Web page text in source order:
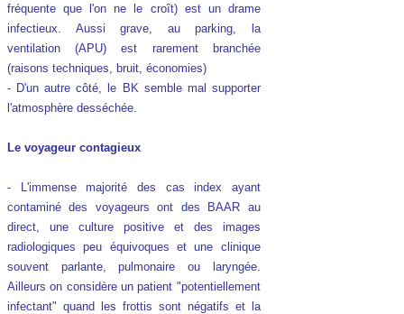
fréquente que l'on ne le croît) est un drame
infectieux. Aussi grave, au parking, la
ventilation (APU) est rarement branchée
(raisons techniques, bruit, économies)
- D'un autre côté, le BK semble mal supporter
l'atmosphère desséchée.
Le voyageur contagieux
- L'immense majorité des cas index ayant
contaminé des voyageurs ont des BAAR au
direct, une culture positive et des images
radiologiques peu équivoques et une clinique
souvent parlante, pulmonaire ou laryngée.
Ailleurs on considère un patient "potentiellement
infectant" quand les frottis sont négatifs et la